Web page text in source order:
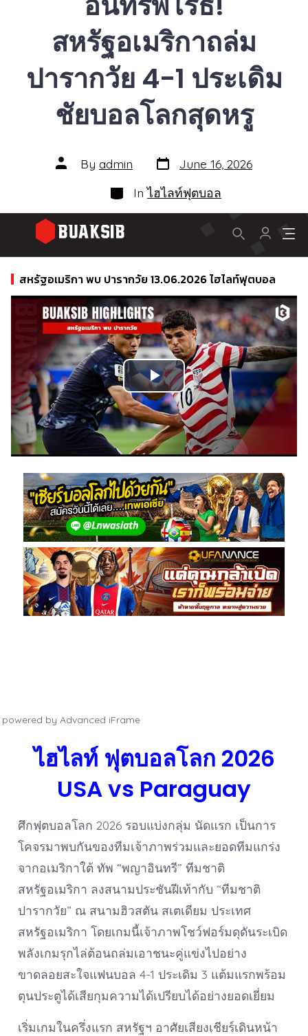
สหรัฐอเมริกาถล่ม
ปารากวัย 4-1 ประเดิม
ชัยบอลโลกสุดหรู
Post
author
By admin Post
date
June 16, 2026
Categories
Inไฮไลท์ฟุตบอล
powered by Advanced iFrame
ไฮไลท์ ฟุตบอลโลก 2026
USA vs Paraguay
ศึกฟุตบอลโลก 2026 รอบแบ่งกลุ่ม นัดแรก เป็นการ
โคจรมาพบกันของทีมเจ้าภาพร่วมและยอดทีมแกร่ง
จากอเมริกาใต้ ทัพ “พญาอินทรี” ทีมชาติ
สหรัฐอเมริกา ลงสนามประชันฝีเท้ากับ “ทีมชาติ
ปารากวัย” ณ สนามฮิวสตัน สเตเดียม ประเทศ
สหรัฐอเมริกา โดยเกมนี้เจ้าภาพโชว์ฟอร์มดุดันระเบิด
พลังเกมรุกไล่ต้อนถล่มเอาชนะคู่แข่งไปอย่าง
ขาดลอยสะใจแฟนบอล 4-1 ประเดิม 3 แต้มแรกพร้อม
ตุนประตูได้เสียกุมความได้เปรียบได้อย่างยอดเยี่ยม
เริ่มเกมในครึ่งแรก สหรัฐฯ อาศัยเสียงเชียร์เดินหน้า